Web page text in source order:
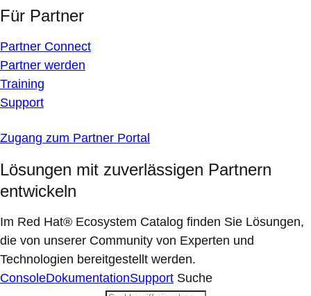
Für Partner
Partner Connect
Partner werden
Training
Support
Zugang zum Partner Portal
Lösungen mit zuverlässigen Partnern
entwickeln
Im Red Hat® Ecosystem Catalog finden Sie Lösungen,
die von unserer Community von Experten und
Technologien bereitgestellt werden.
ConsoleDokumentationSupport Suche